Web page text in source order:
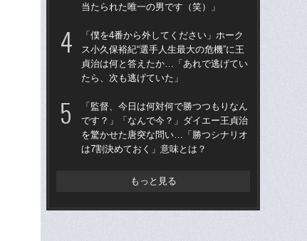
当たられた唯一の男です（笑）」
「僕を4番から外してください」ホーク
ス小久保裕紀“選手人生最大の危機”に王
貞治は何と答えたか…「あれで逃げてい
たら、次も逃げていた」
「監督、今日は何対何で勝つつもりなん
です？」「なんで今？」ダイエー王貞治
を驚かせた唐突な問い…「勝つシナリオ
は7割決めておく」意味とは？
もっと見る